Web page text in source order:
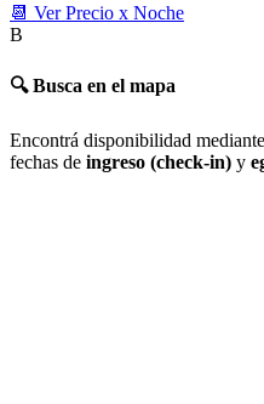
📆 Ver Precio x Noche
B
🔍 Busca en el mapa
Encontrá disponibilidad
fechas de ingreso (check-in) y